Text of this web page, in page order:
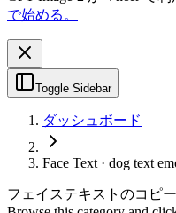
で始める。
Toggle Sidebar
ダッシュボード
Face Text · dog text
フェイステキストのコピ